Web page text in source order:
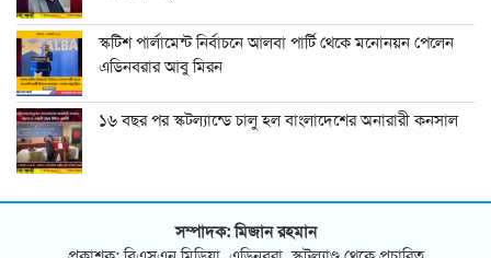
স্কটিশ পার্লামেন্ট নির্বাচনে আলবা পার্টি থেকে মনোনয়ন পেলেন
এডিনবরার আবু মিরন
১৬ বছর পর স্কটল্যান্ডে চালু হল বাংলাদেশের অনারারী কনসাল
সম্পাদক: মিজান রহমান